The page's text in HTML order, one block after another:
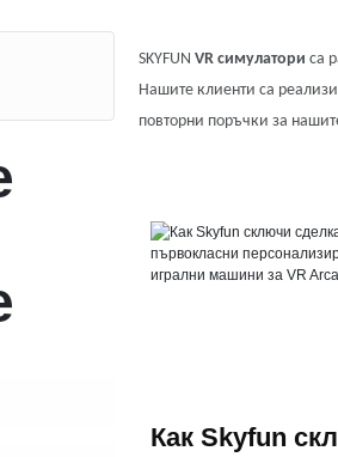
SKYFUN VR симулатори са
Нашите клиенти са
повторни поръчки за
Как Skyfun